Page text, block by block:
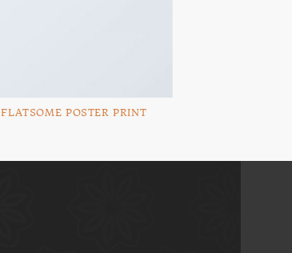
FLATSOME POSTER PRINT